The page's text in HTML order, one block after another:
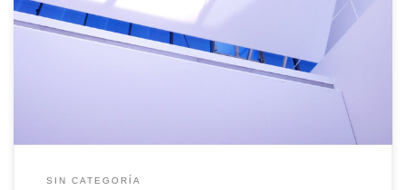
Fondo de Inversión Mobiliaria denominado “FONDEMAR DE
INVERSIONES, F.I.”, quedando inscrito en la Comisión Nacional del
Mercado de Valores el 26 de marzo de 2004. El patrimonio inicial
del Fondo fue de 3.010.000 €, repartido en 301.000 […]
SIN CATEGORÍA